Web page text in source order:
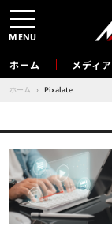
ホーム メディア
ホーム › Pixalate
MENU